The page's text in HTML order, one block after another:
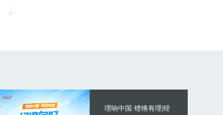
理响中国·铿锵有理|经